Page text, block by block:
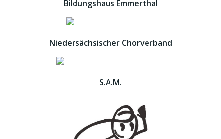
Bildungshaus Emmerthal
Niedersächsischer Chorverband
S.A.M.